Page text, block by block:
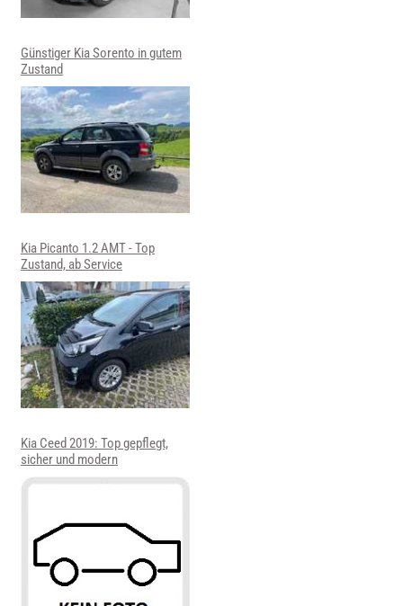
Günstiger Kia Sorento in gutem
Zustand
Kia Picanto 1.2 AMT - Top
Zustand, ab Service
Kia Ceed 2019: Top gepflegt,
sicher und modern